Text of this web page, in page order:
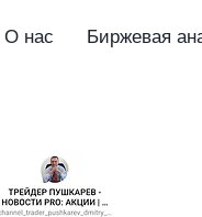
О нас Биржевая